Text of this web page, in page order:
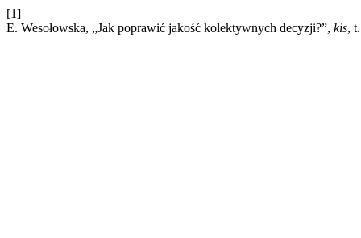
[1]
E. Wesołowska, „Jak poprawić jakość kolektywnych decyzji?”, kis,